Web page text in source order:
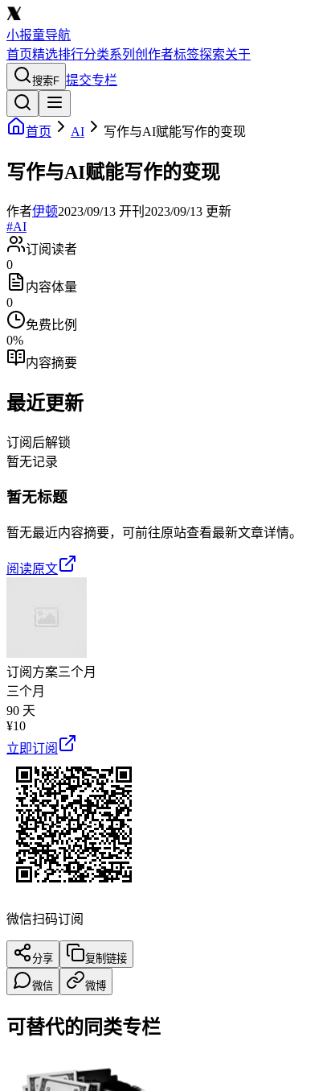
小报童导航
首页精选排行分类系列 创作者标签探索关于
搜索F 提交专栏
首页 AI 写作与AI赋能写作的变现
写作与AI赋能写作的变现
作者伊顿2023/09/13 开刊 2023/09/13 更新
#AI
订阅读者
0
内容体量
0
免费比例
0%
内容摘要
最近更新
订阅后解锁
暂无记录
暂无标题
暂无最近内容摘要，可前往原站查看最新文章详情。
阅读原文
订阅方案三个月
三个月
90 天
¥10
立即订阅
微信扫码订阅
分享 复制链接
微信 微博
可替代的同类专栏